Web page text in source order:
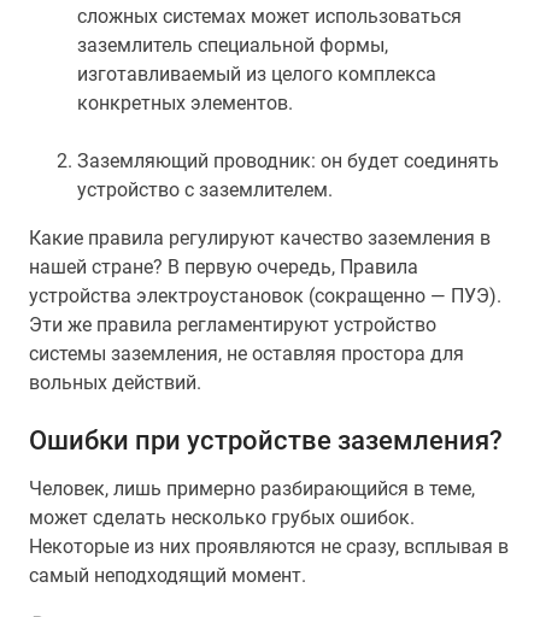
сложных системах может использоваться
заземлитель специальной формы,
изготавливаемый из целого комплекса
конкретных элементов.
Заземляющий проводник: он будет соединять
устройство с заземлителем.
Какие правила регулируют качество заземления в
нашей стране? В первую очередь, Правила
устройства электроустановок (сокращенно — ПУЭ).
Эти же правила регламентируют устройство
системы заземления, не оставляя простора для
вольных действий.
Ошибки при устройстве заземления?
Человек, лишь примерно разбирающийся в теме,
может сделать несколько грубых ошибок.
Некоторые из них проявляются не сразу, всплывая в
самый неподходящий момент.